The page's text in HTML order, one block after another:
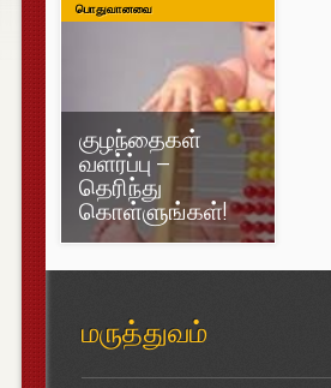
பொதுவானவை
குழந்தைகள்
வளர்ப்பு –
தெரிந்து
கொள்ளுங்கள்!
மருத்துவம்